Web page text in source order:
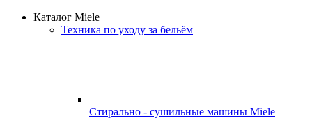
Каталог Miele
Техника по уходу за бельём
Стирально - сушильные машины Miele